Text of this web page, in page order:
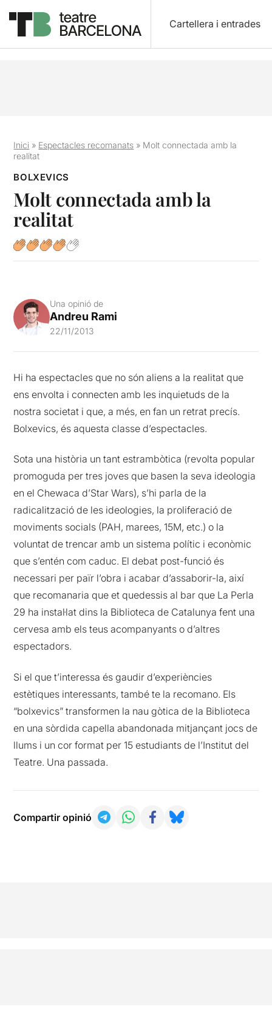
Cartellera i entrades
Inici » Espectacles recomanats » Molt connectada amb la
realitat
BOLXEVICS
Molt connectada amb la
realitat
Una opinió de
Andreu Rami
22/11/2013
Hi ha espectacles que no són aliens a la realitat que
ens envolta i connecten amb les inquietuds de la
nostra societat i que, a més, en fan un retrat precís.
Bolxevics, és aquesta classe d’espectacles.
Sota una història un tant estrambòtica (revolta popular
promoguda per tres joves que basen la seva ideologia
en el Chewaca d’Star Wars), s’hi parla de la
radicalització de les ideologies, la proliferació de
moviments socials (PAH, marees, 15M, etc.) o la
voluntat de trencar amb un sistema polític i econòmic
que s’entén com caduc. El debat post-funció és
necessari per païr l’obra i acabar d’assaborir-la, així
que recomanaria que et quedessis al bar que La Perla
29 ha instal·lat dins la Biblioteca de Catalunya fent una
cervesa amb els teus acompanyants o d’altres
espectadors.
Si el que t’interessa és gaudir d’experiències
estètiques interessants, també te la recomano. Els
“bolxevics” transformen la nau gòtica de la Biblioteca
en una sòrdida capella abandonada mitjançant jocs de
llums i un cor format per 15 estudiants de l’Institut del
Teatre. Una passada.
Compartir opinió